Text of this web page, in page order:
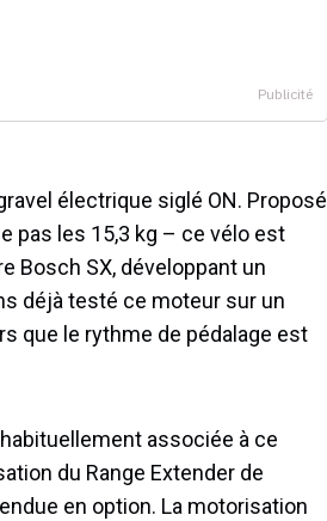
électrique siglé ON. Proposé
pas les 15,3 kg – ce vélo est
Bosch SX, développant un
déjà testé ce moteur sur un
que le rythme de pédalage est
associée à ce
du Range Extender de
en option. La motorisation